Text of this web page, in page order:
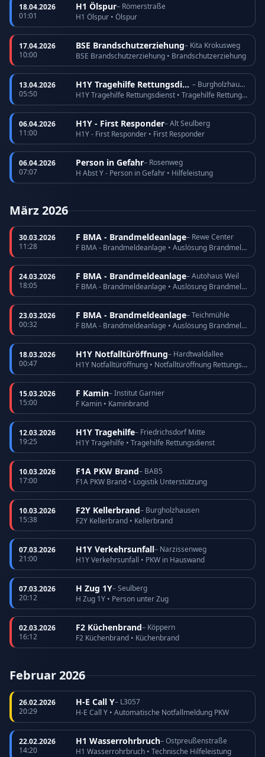
18.04.2026
01:01
H1 Ölspur– Römerstraße
H1 Ölspur • Ölspur
17.04.2026
10:00
BSE Brandschutzerziehung– Kita Krokusweg
BSE Brandschutzerziehung • Brandschutzerziehung
13.04.2026
05:50
H1Y Tragehilfe Rettungsdienst
– Burgholzhausen
H1Y Tragehilfe Rettungsdienst • Tragehilfe Rettungsdienst
06.04.2026
11:00
H1Y - First Responder– Alt Seulberg
H1Y - First Responder • First Responder
06.04.2026
07:07
Person in Gefahr– Rosenweg
H Abst Y - Person in Gefahr • Hilfeleistung
März 2026
30.03.2026
11:28
F BMA - Brandmeldeanlage– Rewe Center
F BMA - Brandmeldeanlage • Auslösung Brandmeldeanlage
24.03.2026
18:05
F BMA - Brandmeldeanlage– Autohaus Weil
F BMA - Brandmeldeanlage • Auslösung Brandmeldeanlage
23.03.2026
00:32
F BMA - Brandmeldeanlage– Teichmühle
F BMA - Brandmeldeanlage • Auslösung Brandmeldeanlage
18.03.2026
00:47
H1Y Notfalltüröffnung– Hardtwaldallee
H1Y Notfalltüröffnung • Notfalltüröffnung Rettungsdienst
15.03.2026
15:00
F Kamin– Institut Garnier
F Kamin • Kaminbrand
12.03.2026
19:25
H1Y Tragehilfe– Friedrichsdorf Mitte
H1Y Tragehilfe • Tragehilfe Rettungsdienst
10.03.2026
17:00
F1A PKW Brand– BAB5
F1A PKW Brand • Logistik Unterstützung
10.03.2026
15:38
F2Y Kellerbrand– Burgholzhausen
F2Y Kellerbrand • Kellerbrand
07.03.2026
21:00
H1Y Verkehrsunfall– Narzissenweg
H1Y Verkehrsunfall • PKW in Hauswand
07.03.2026
20:12
H Zug 1Y– Seulberg
H Zug 1Y • Person unter Zug
02.03.2026
16:12
F2 Küchenbrand– Köppern
F2 Küchenbrand • Küchenbrand
Februar 2026
26.02.2026
20:29
H-E Call Y– L3057
H-E Call Y • Automatische Notfallmeldung PKW
22.02.2026
14:20
H1 Wasserrohrbruch– Ostpreußenstraße
H1 Wasserrohrbruch • Technische Hilfeleistung